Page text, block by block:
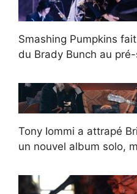
Smashing Pumpkins
du Brady Bunch au
Tony Iommi a attrapé
un nouvel album solo,